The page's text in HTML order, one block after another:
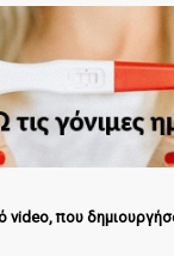
video, που